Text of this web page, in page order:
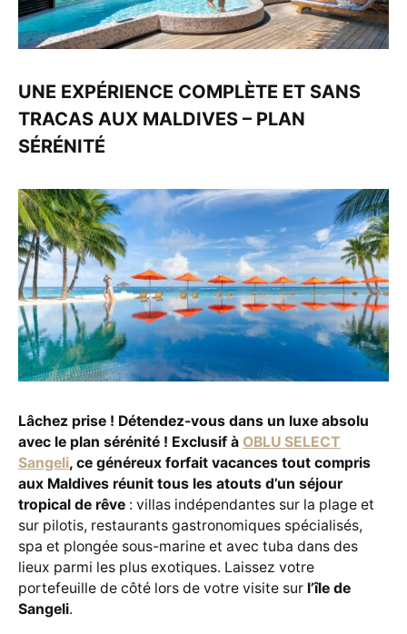
UNE EXPÉRIENCE COMPLÈTE ET SANS
TRACAS AUX MALDIVES – PLAN
SÉRÉNITÉ
Lâchez prise ! Détendez-vous dans un luxe absolu
avec le plan sérénité ! Exclusif à OBLU SELECT
Sangeli, ce généreux forfait vacances tout compris
aux Maldives réunit tous les atouts d’un séjour
tropical de rêve : villas indépendantes sur la plage et
sur pilotis, restaurants gastronomiques spécialisés,
spa et plongée sous-marine et avec tuba dans des
lieux parmi les plus exotiques. Laissez votre
portefeuille de côté lors de votre visite sur l’île de
Sangeli.